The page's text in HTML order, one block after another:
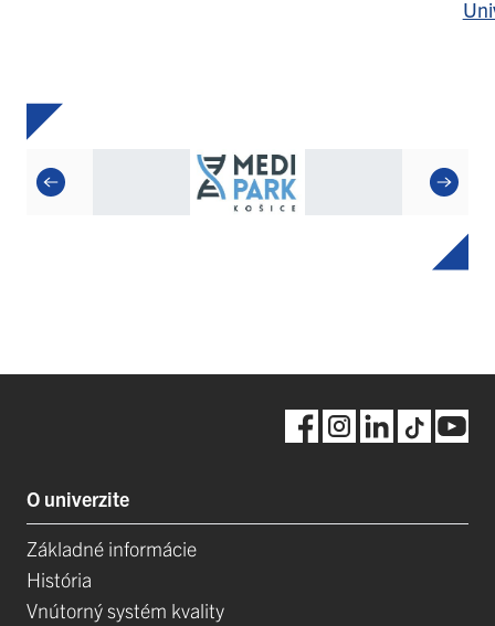
O univerzite
Základné informácie
História
Vnútorný systém kvality